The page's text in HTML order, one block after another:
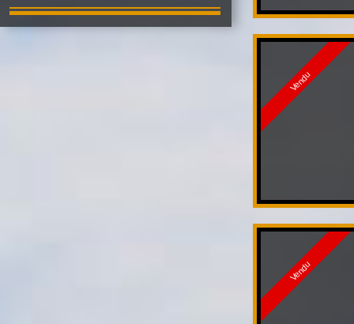
Vendu
Vendu